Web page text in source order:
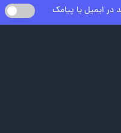
ایمیل یا پیامک